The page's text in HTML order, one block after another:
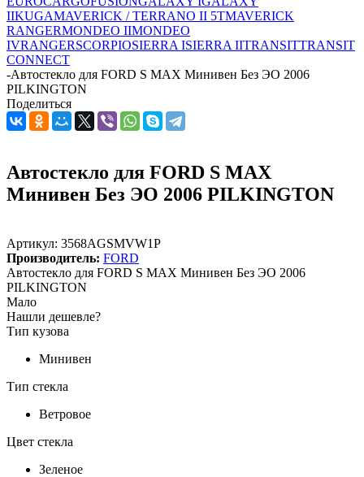
IIKUGAMAVERICK / TERRANO II 5TMAVERICK
RANGERMONDEO IIMONDEO
IVRANGERSCORPIOSIERRA ISIERRA IITRANSITTRANSIT
CONNECT
-Автостекло для FORD S MAX Минивен Без ЭО 2006
PILKINGTON
Поделиться
Автостекло для FORD S MAX
Минивен Без ЭО 2006 PILKINGTON
Артикул: 3568AGSMVW1P
Производитель: FORD
Автостекло для FORD S MAX Минивен Без ЭО 2006
PILKINGTON
Мало
Нашли дешевле?
Тип кузова
Минивен
Тип стекла
Ветровое
Цвет стекла
Зеленое